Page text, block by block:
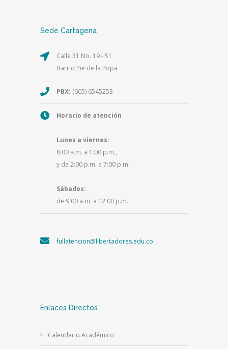
Sede Cartagena
Calle 31 No. 19 - 51
Barrio Pie de la Popa
PBX: (605) 6545253
Horario de atención
Lunes a viernes:
8:00 a.m. a 1:00 p.m.,
y de 2:00 p.m. a 7:00 p.m.
Sábados:
de 9:00 a.m. a 12:00 p.m.
fullatencion@libertadores.edu.co
Enlaces Directos
Calendario Académico